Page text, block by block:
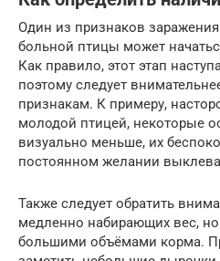
Один из признаков
больной птицы может
Как правило, этот этап
поэтому следует
признакам. К примеру,
молодой птицей, некоторые
визуально меньше, их
постоянном желании
Также следует обратить
медленно набирающих вес,
большими объёмами корма.